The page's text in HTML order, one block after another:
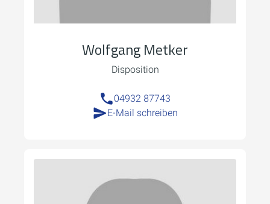
Wolfgang Metker
Disposition
04932 87743
E-Mail schreiben